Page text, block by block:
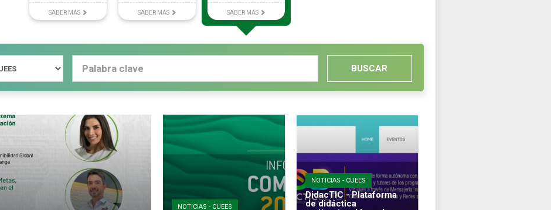
SABER MÁS SABER MÁS SABER MÁS
BUSCAR
NOTICIAS - CUEES
NOTICIAS - CUEES
DidacTIC - Plataforma
de didáctica